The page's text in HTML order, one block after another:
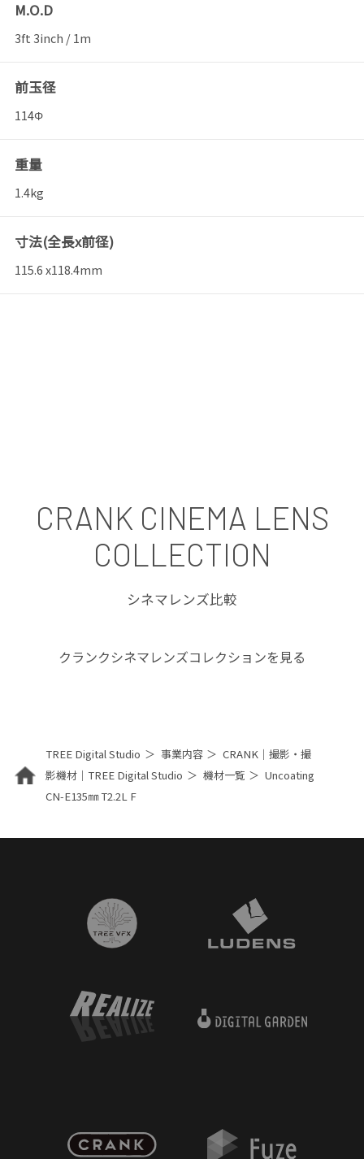
M.O.D
3ft 3inch / 1m
前玉径
114Φ
重量
1.4kg
寸法(全長x前径)
115.6 x118.4mm
CRANK CINEMA LENS
COLLECTION
シネマレンズ比較
クランクシネマレンズコレクションを見る
TREE Digital Studio 事業内容
CRANK｜撮影・撮
影機材｜TREE Digital Studio
機材一覧
Uncoating
CN-E135㎜ T2.2L F